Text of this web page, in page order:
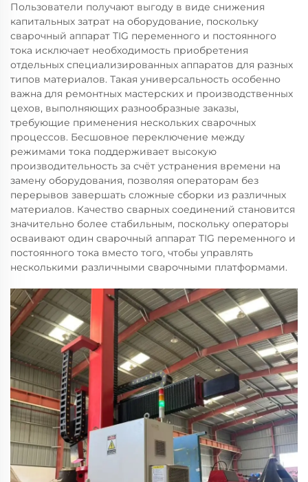
Пользователи получают выгоду в виде снижения
капитальных затрат на оборудование, поскольку
сварочный аппарат TIG переменного и постоянного
тока исключает необходимость приобретения
отдельных специализированных аппаратов для разных
типов материалов. Такая универсальность особенно
важна для ремонтных мастерских и производственных
цехов, выполняющих разнообразные заказы,
требующие применения нескольких сварочных
процессов. Бесшовное переключение между
режимами тока поддерживает высокую
производительность за счёт устранения времени на
замену оборудования, позволяя операторам без
перерывов завершать сложные сборки из различных
материалов. Качество сварных соединений становится
значительно более стабильным, поскольку операторы
осваивают один сварочный аппарат TIG переменного и
постоянного тока вместо того, чтобы управлять
несколькими различными сварочными платформами.